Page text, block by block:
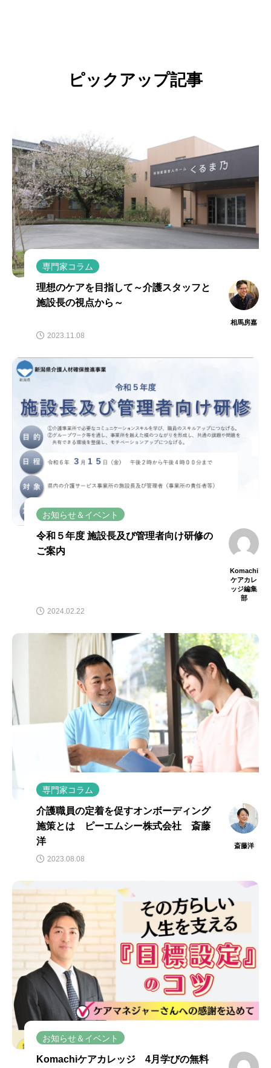
ピックアップ記事
専門家コラム
理想のケアを目指して～介護スタッフと
施設長の視点から～
相馬房嘉
2023.11.08
お知らせ＆イベント
令和５年度 施設長及び管理者向け研修の
ご案内
Komachi
ケアカレ
ッジ編集
部
2024.02.22
専門家コラム
介護職員の定着を促すオンボーディング
施策とは ピーエムシー株式会社 斎藤
洋
斎藤洋
2023.08.08
お知らせ＆イベント
Komachiケアカレッジ 4月学びの無料